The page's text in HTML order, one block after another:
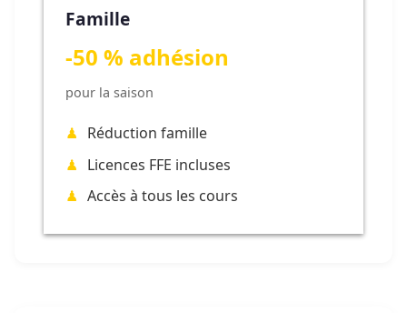
Famille
-50 % adhésion
pour la saison
Réduction famille
Licences FFE incluses
Accès à tous les cours